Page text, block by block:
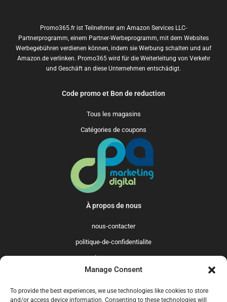
Manage Consent
To provide the best experiences, we use technologies like cookies to store
and/or access device information. Consenting to these technologies will
Promo365.fr ist Teilnehmer am Amazon Services LLC-
Partnerprogramm, einem Partner-Werbeprogramm, mit dem Websites
Werbegebühren verdienen können, indem sie Werbung schalten und auf
Amazon.de verlinken. Promo365 wird für die Weiterleitung von Verkehr
und Geschäft an diese Unternehmen entschädigt.
Code promo et Bon de reduction
Tous les magasins
Catégories de coupons
À propos de nous
nous-contacter
politique-de-confidentialite
qui-sommes-nous
US GB FR IT ES NL AU BR CA